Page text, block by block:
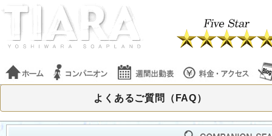
よくあるご質問（FAQ）